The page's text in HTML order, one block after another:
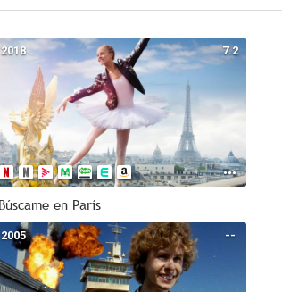
7.2
2018
Búscame en París
--
2005